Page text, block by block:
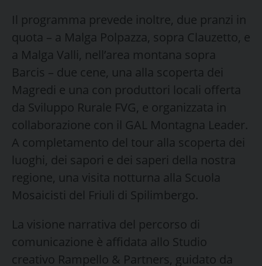
Il programma prevede inoltre, due pranzi in
quota – a Malga Polpazza, sopra Clauzetto, e
a Malga Valli, nell’area montana sopra
Barcis – due cene, una alla scoperta dei
Magredi e una con produttori locali offerta
da Sviluppo Rurale FVG, e organizzata in
collaborazione con il GAL Montagna Leader.
A completamento del tour alla scoperta dei
luoghi, dei sapori e dei saperi della nostra
regione, una visita notturna alla Scuola
Mosaicisti del Friuli di Spilimbergo.
La visione narrativa del percorso di
comunicazione è affidata allo Studio
creativo Rampello & Partners, guidato da